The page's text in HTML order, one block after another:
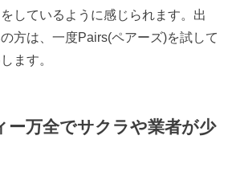
しているように感じられます。出
方は、一度Pairs(ペアーズ)を試して
ます。
ー万全でサクラや業者が少